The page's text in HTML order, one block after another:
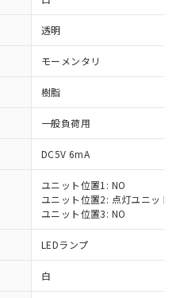
透明
モーメンタリ
樹脂
一般負荷用
DC5V 6mA
ユニット位置1: NO
ユニット位置2: 点灯ユニット
ユニット位置3: NO
LEDランプ
白